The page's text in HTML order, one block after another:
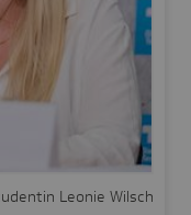
Leonie Wilsch